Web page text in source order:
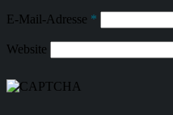
E-Mail-Adresse *
Website